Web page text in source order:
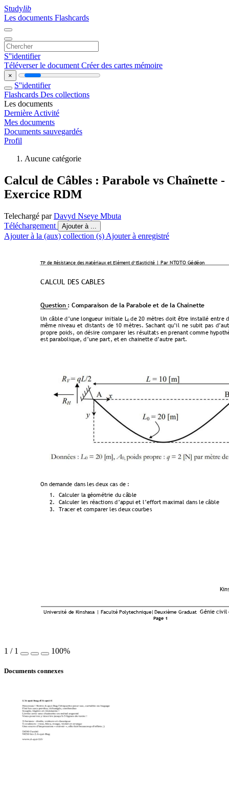
Studylib
Les documents Flashcards
S''identifier
Téléverser le document Créer des cartes mémoire
×
S''identifier
Flashcards Des collections
Les documents
Dernière Activité
Mes documents
Documents sauvegardés
Profil
Aucune catégorie
Calcul de Câbles : Parabole vs Chaînette -
Exercice RDM
Telechargé parDavyd Nseye Mbuta
Téléchargement
Ajouter à ...
Ajouter à la (aux) collection (s) Ajouter à enregistré
TP de Résistance des Matériaux et Elément d’Elasticité | Par NTOTO Gédéon
Université de Kinshasa | Faculté Polytechnique|Deuxième Graduat Génie civil
Page 1
CALCUL DES CABLES
Question : Comparaison de la Parabole et de la Chainette
Un câble d ’une longueur initiale L0 de 20 mètres doit être installé entre
même niveau et distants de 10 mètres. Sachant qu’il ne subit pas d’
propre poids, on désire comparer les résultats en prenant comme hypo
est parabolique, d’une part, et en chainette d’autre part.
On demande dans les deux cas de :
1.
Calculer la géométrie du câble
2.
Calculer les réactions d ’appui et l’effort maximal dans le câble
3.
Tracer et comparer les deux courbes
1 / 1 100%
Documents connexes